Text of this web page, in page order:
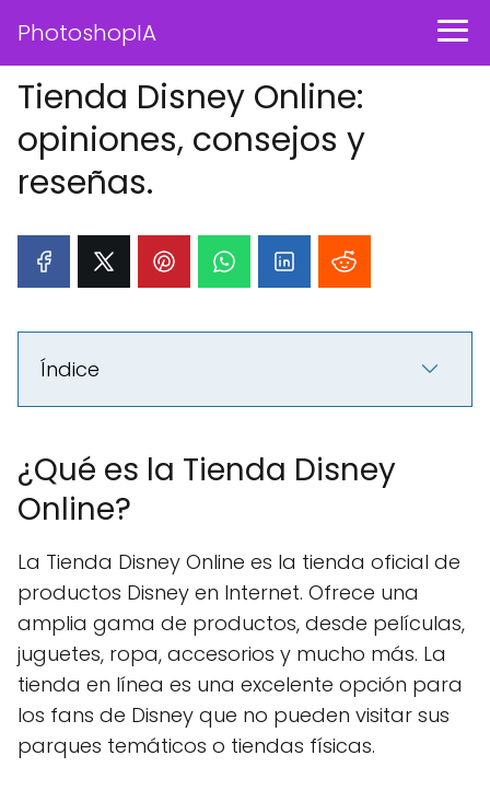
PhotoshopIA
Tienda Disney Online:
opiniones, consejos y
reseñas.
Índice
¿Qué es la Tienda Disney
Online?
La Tienda Disney Online es la tienda oficial de
productos Disney en Internet. Ofrece una
amplia gama de productos, desde películas,
juguetes, ropa, accesorios y mucho más. La
tienda en línea es una excelente opción para
los fans de Disney que no pueden visitar sus
parques temáticos o tiendas físicas.